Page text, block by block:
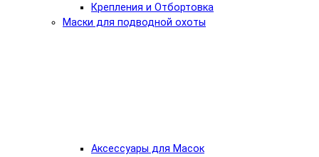
Крепления и Отбортовка
Маски для подводной охоты
Аксессуары для Масок